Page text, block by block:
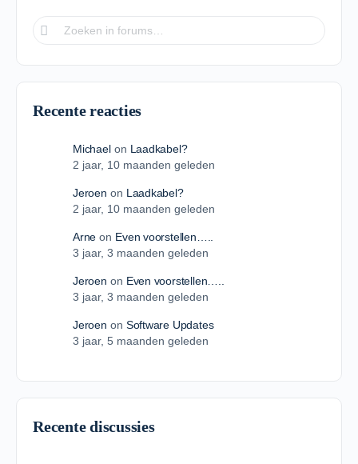
Recente reacties
Michaelon Laadkabel?
2 jaar​, 10 maanden geleden
Jeroen on Laadkabel?
2 jaar​, 10 maanden geleden
Arne on Even voorstellen…..
3 jaar​, 3 maanden geleden
Jeroen on Even voorstellen…..
3 jaar​, 3 maanden geleden
Jeroen on Software Updates
3 jaar​, 5 maanden geleden
Recente discussies